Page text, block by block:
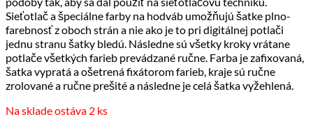
Sieťotlač a špeciálne farby na hodváb umožňujú šatke plno-
farebnosť z oboch strán a nie ako je to pri digitálnej potlači
jednu stranu šatky bledú. Následne sú všetky kroky vrátane
potlače všetkých farieb prevádzané ručne. Farba je zafixovaná,
šatka vypratá a ošetrená fixátorom farieb, kraje sú ručne
zrolované a ručne prešité a následne je celá šatka vyžehlená.
Na sklade ostáva 2 ks